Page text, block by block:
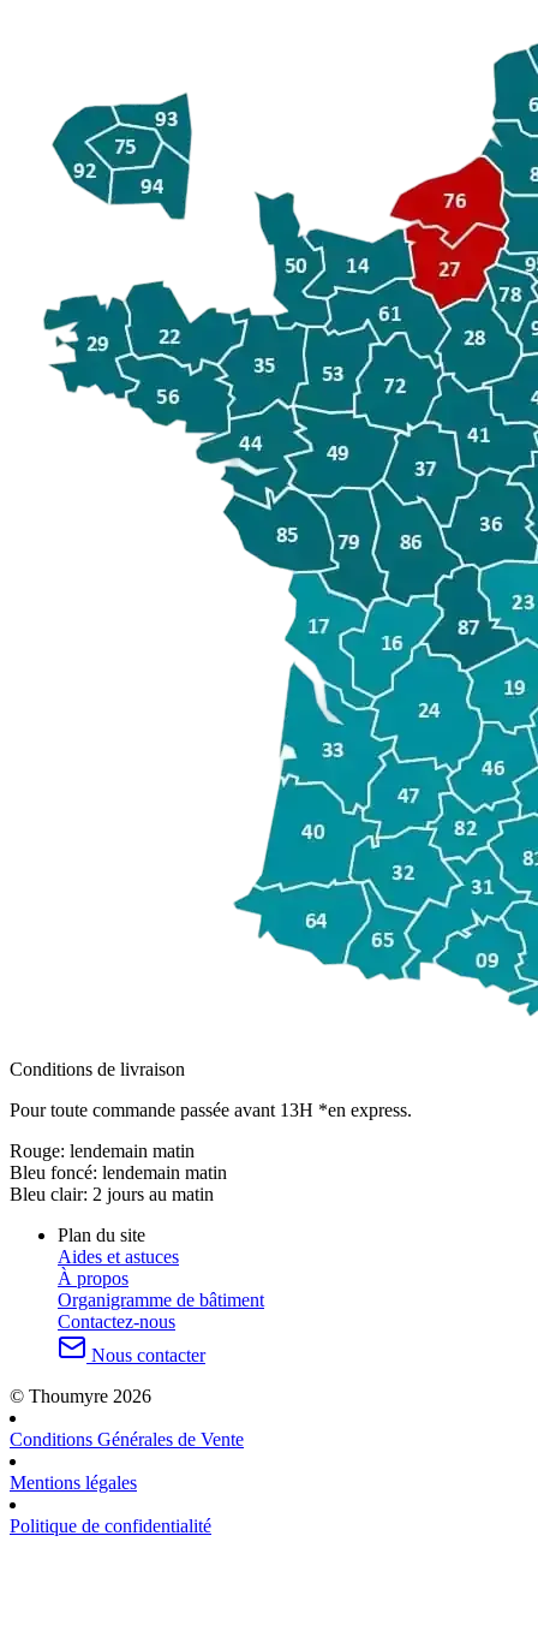
Conditions de livraison
Pour toute commande passée avant 13H *en express.
Rouge: lendemain matin
Bleu foncé: lendemain matin
Bleu clair: 2 jours au matin
Plan du site
Aides et astuces
À propos
Organigramme de bâtiment
Contactez-nous
Nous contacter
© Thoumyre 2026
Conditions Générales de Vente
Mentions légales
Politique de confidentialité